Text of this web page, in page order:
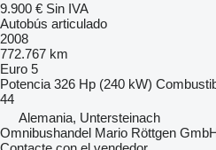
9.900 € Sin IVA
Autobús articulado
2008
772.767 km
Euro 5
Potencia 326 Hp (240 kW)
44
Alemania, Untersteinach
Omnibushandel Mario Röttgen